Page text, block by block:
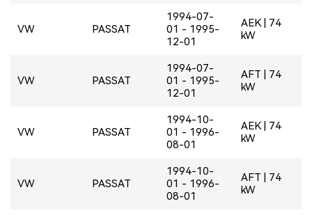
VW PASSAT
1994-07-
01 - 1995-
12-01
AEK | 74
kW
VW PASSAT
1994-07-
01 - 1995-
12-01
AFT | 74
kW
VW PASSAT
1994-10-
01 - 1996-
08-01
AEK | 74
kW
VW PASSAT
1994-10-
01 - 1996-
08-01
AFT | 74
kW